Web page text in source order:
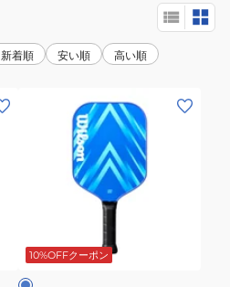
新着順 安い順 高い順
ス)
ピ
10%OFFクーポン